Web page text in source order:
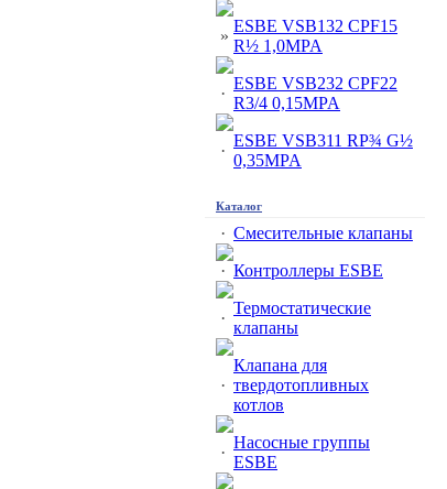
»
ESBE VSB132 CPF15
R½ 1,0MPA
·
ESBE VSB232 CPF22
R3/4 0,15MPA
·
ESBE VSB311 RP¾ G½
0,35MPA
Каталог
· Смесительные клапаны
· Контроллеры ESBE
·
Термостатические
клапаны
·
Клапана для
твердотопливных
котлов
·
Насосные группы
ESBE